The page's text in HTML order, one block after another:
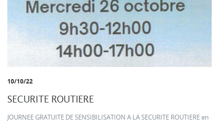
10/10/22
SECURITE ROUTIERE
JOURNEE GRATUITE DE SENSIBILISATION A LA SECURITE ROUTIERE en